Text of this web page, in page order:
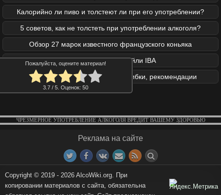
Пожалуйста, оцените материал!
3.7 / 5. Оценок:50
Калорийно ли пиво и толстеют ли при его употреблении?
5 советов, как не толстеть при употреблении алкоголя?
Обзор 27 марок известного французского коньяка
Официальные коктейли IBA
Закуски под коньяк: правила, ошибки, рекомендации
ЧРЕЗМЕРНОЕ УПОТРЕБЛЕНИЕ АЛКОГОЛЯ ВРЕДИТ ВАШЕМУ ЗДОРОВЬЮ
Реклама на сайте
Copyright © 2019 - 2026 AlcoWiki.org. При
копировании материалов с сайта, обязательна